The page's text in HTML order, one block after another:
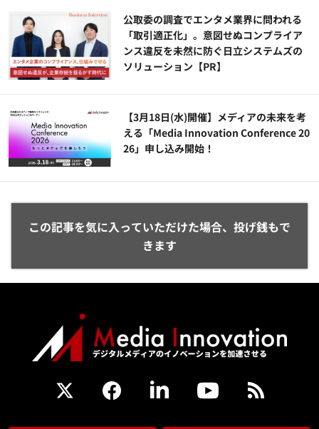
公​​取委の調査でエンタメ業界に問われる
「取引適正化」。意図せぬコンプライア
ンス違反を未然に防ぐ日立システムズの
ソリューション​【PR】
【3月18日(水)開催】メディアの未来を考
える「Media Innovation Conference 20
26」申し込み開始！
この記事を気に入っていただけた場合、投げ銭もで
きます